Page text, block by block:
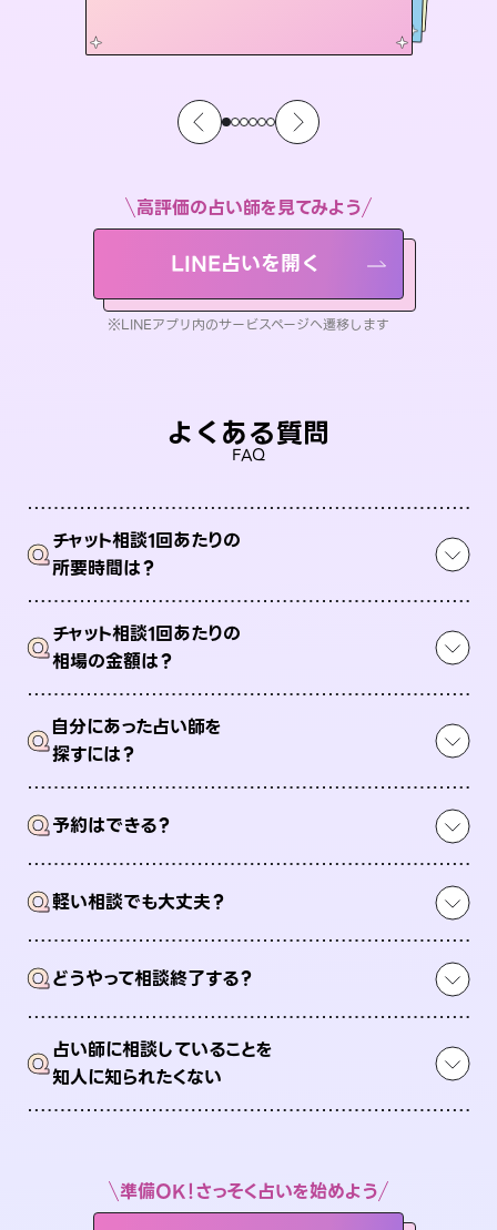
高評価の占い師を見てみよう
LINE占いを開く
※LINEアプリ内のサービスページへ遷移します
よくある質問
FAQ
Qチャット相談1回あたりの
所要時間は？
Qチャット相談1回あたりの
相場の金額は？
Q自分にあった占い師を
探すには？
Q予約はできる？
Q軽い相談でも大丈夫？
Qどうやって相談終了する？
Q占い師に相談していることを
知人に知られたくない
準備OK！さっそく占いを始めよう